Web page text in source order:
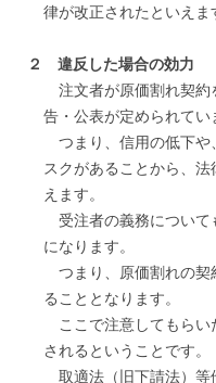
律が改正されたといえま
２ 違反した場合の効力
注文者が原価割れ契約
告・公表が定められてい
つまり、信用の低下や
スクがあることから、
えます。
受注者の義務について
になります。
つまり、原価割れの契
ることとなります。
ここで注意してもらい
されるということです。
取適法（旧下請法）等